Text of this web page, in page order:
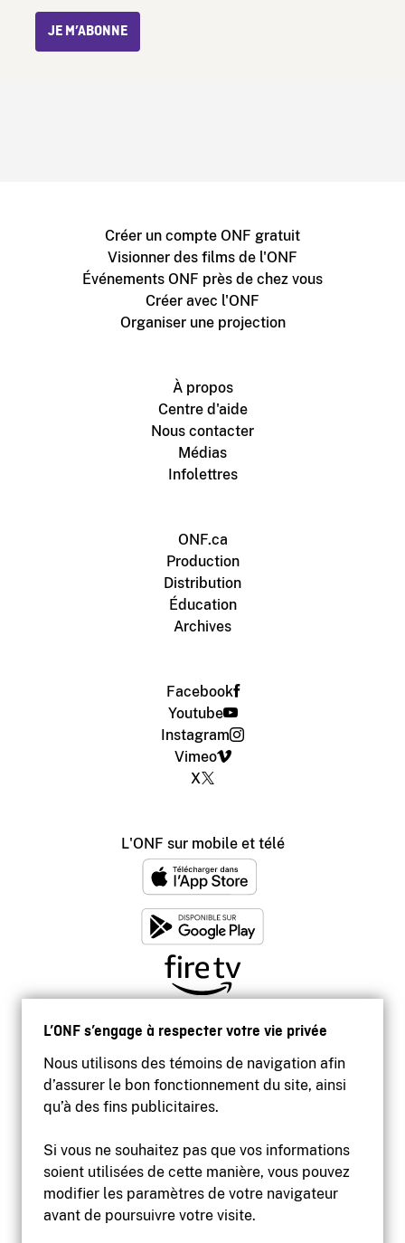
L’ONF s’engage à respecter votre vie privée
Nous utilisons des témoins de navigation afin
d’assurer le bon fonctionnement du site, ainsi
qu’à des fins publicitaires.
Si vous ne souhaitez pas que vos informations
soient utilisées de cette manière, vous pouvez
modifier les paramètres de votre navigateur
avant de poursuivre votre visite.
JE M’ABONNE
Créer un compte ONF gratuit
Visionner des films de l'ONF
Événements ONF près de chez vous
Créer avec l'ONF
Organiser une projection
À propos
Centre d'aide
Nous contacter
Médias
Infolettres
ONF.ca
Production
Distribution
Éducation
Archives
Facebook
Youtube
Instagram
Vimeo
X
L'ONF sur mobile et télé
Accessibilité
Site institutionnel